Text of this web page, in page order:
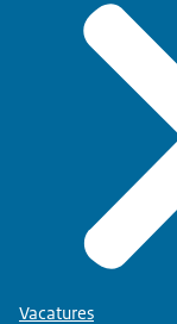
Vacatures